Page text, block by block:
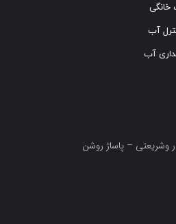
خانگی
آب
آب
وشریعتی – پاساژ روشن